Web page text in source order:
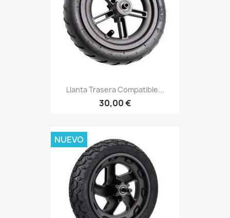
Llanta Trasera Compatible...
30,00 €
NUEVO